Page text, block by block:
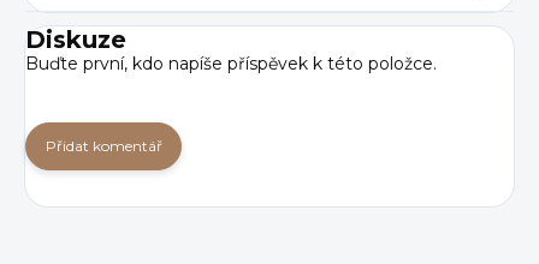
Diskuze
Buďte první, kdo napíše příspěvek k této položce.
Přidat komentář